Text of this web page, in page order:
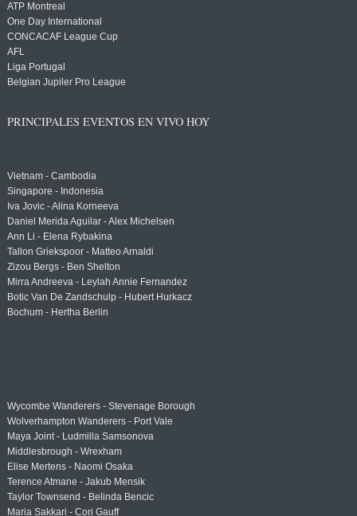
ATP Montreal
One Day International
CONCACAF League Cup
AFL
Liga Portugal
Belgian Jupiler Pro League
PRINCIPALES EVENTOS EN VIVO HOY
Vietnam - Cambodia
Singapore - Indonesia
Iva Jovic - Alina Korneeva
Daniel Merida Aguilar - Alex Michelsen
Ann Li - Elena Rybakina
Tallon Griekspoor - Matteo Arnaldi
Zizou Bergs - Ben Shelton
Mirra Andreeva - Leylah Annie Fernandez
Botic Van De Zandschulp - Hubert Hurkacz
Bochum - Hertha Berlin
Wycombe Wanderers - Stevenage Borough
Wolverhampton Wanderers - Port Vale
Maya Joint - Ludmilla Samsonova
Middlesbrough - Wrexham
Elise Mertens - Naomi Osaka
Terence Atmane - Jakub Mensik
Taylor Townsend - Belinda Bencic
Maria Sakkari - Cori Gauff